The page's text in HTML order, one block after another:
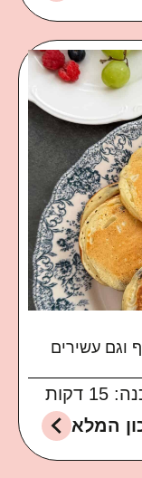
וגם עשירים
דקות
המלא